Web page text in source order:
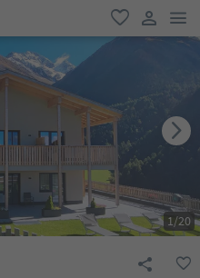
favoriti
user link
1/20